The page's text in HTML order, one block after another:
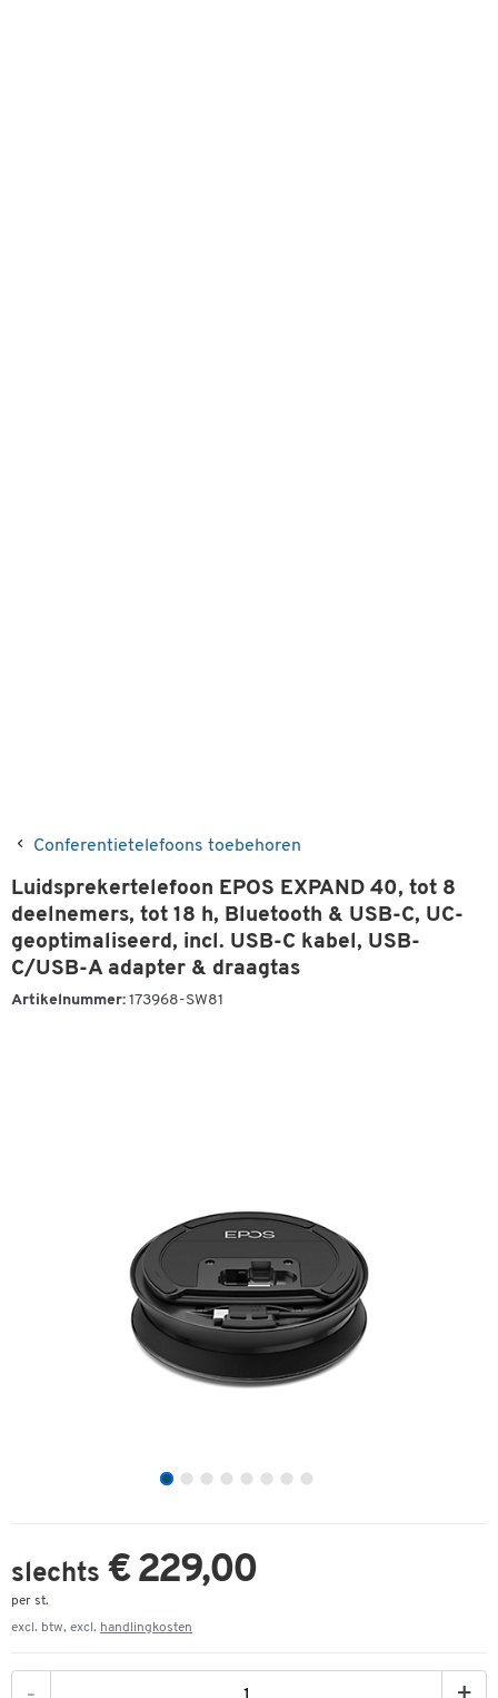
Conferentietelefoons toebehoren
Luidsprekertelefoon EPOS EXPAND 40, tot 8
deelnemers, tot 18 h, Bluetooth & USB-C, UC-
geoptimaliseerd, incl. USB-C kabel, USB-
C/USB-A adapter & draagtas
Artikelnummer: 173968-SW81
slechts € 229,00
per st.
excl. btw, excl. handlingkosten